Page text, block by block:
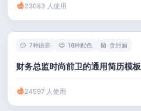
23083 人使用
7种语言 16种配色 含封面
财务总监时尚前卫的通用简历模板
24597 人使用